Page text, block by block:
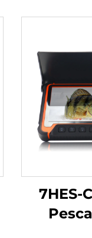
7HES-